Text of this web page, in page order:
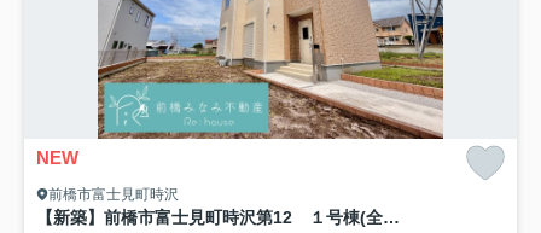
NEW
前橋市富士見町時沢
【新築】前橋市富士見町時沢第12 １号棟(全５棟) リーブルガーデン 新築建売分譲